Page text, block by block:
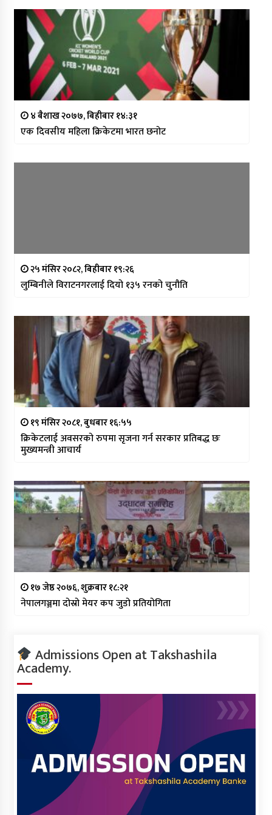
४ बैशाख २०७७, बिहीबार १४:३१
एक दिवसीय महिला क्रिकेटमा भारत छनोट
२५ मंसिर २०८२, बिहीबार १९:२६
लुम्बिनीले विराटनगरलाई दियो १३५ रनको चुनौति
१९ मंसिर २०८१, बुधबार १६:५५
क्रिकेटलाई अवसरको रुपमा सृजना गर्न सरकार प्रतिबद्ध छः
मुख्यमन्त्री आचार्य
१७ जेष्ठ २०७६, शुक्रबार १८:२१
नेपालगञ्जमा दोस्रो मेयर कप जुडो प्रतियोगिता
Admissions Open at Takshashila
Academy.